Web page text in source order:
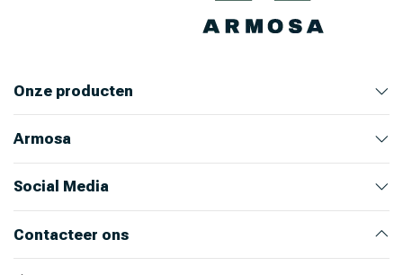
Onze producten
Bekijk alle producten
Armosa
Over ons
Ons team
Nieuws
Werken bij Armosa
Alle productcategorieën
Onze merken
Social Media
Instagram
LinkedIn
Facebook
Youtube
Contacteer ons